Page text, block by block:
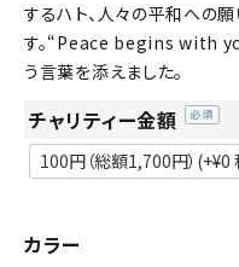
するハト、人々の平和への
す。“Peace begins with
う言葉を添えました。
チャリティー金額
(必
須)
カラー